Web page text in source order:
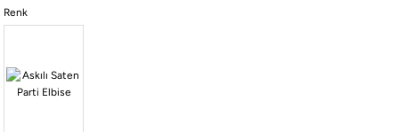
Renk
PANTOLON
TiŞÖRT